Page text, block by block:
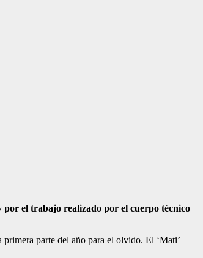
el trabajo realizado por el cuerpo técnico
parte del año para el olvido. El ‘Mati’